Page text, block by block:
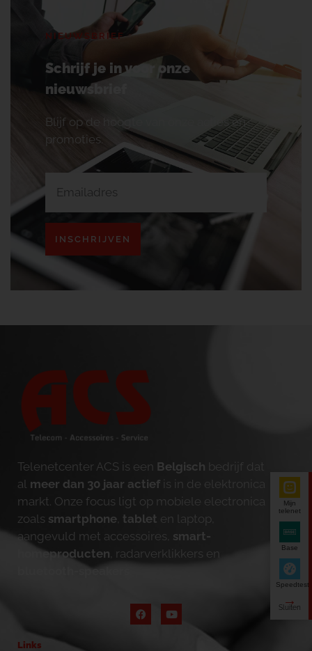
NIEUWSBRIEF
Schrijf je in voor onze
nieuwsbrief
Blijf op de hoogte van onze acties en
promoties.
INSCHRIJVEN
Telenetcenter ACS is een Belgisch bedrijf dat
al meer dan 30 jaar actief is in de elektronica
markt. Onze focus ligt op mobiele electronica
zoals smartphone tablet en laptop,
aangevuld met accessoires, smart-
homeproducten , radarverklikkers en
bluetooth-speakers
Links
Mijn
telenet
Base
Speedtest